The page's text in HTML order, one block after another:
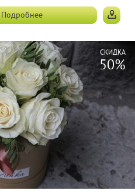
Подробнее
СКИДКА
50%